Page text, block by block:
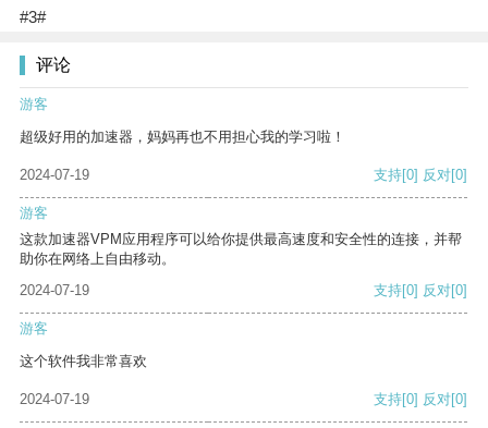
#3#
评论
游客
超级好用的加速器，妈妈再也不用担心我的学习啦！
2024-07-19 支持[0] 反对[0]
游客
这款加速器VPM应用程序可以给你提供最高速度和安全性的连接，并帮
助你在网络上自由移动。
2024-07-19
支持[0] 反对[0]
游客
这个软件我非常喜欢
2024-07-19 支持[0] 反对[0]